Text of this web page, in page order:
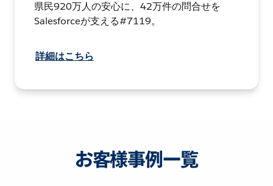
県民920万人の安心に、42万件の問合せを
Salesforceが支える#7119。
詳細はこちら
お客様事例一覧